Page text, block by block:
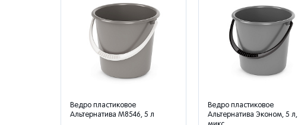
Ведро пластиковое
Альтернатива М8546, 5 л
Ведро пластиковое
Альтернатива Эконом, 5 л,